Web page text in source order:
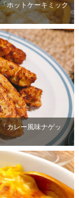
ホットケーキミック
カレー風味ナゲッ